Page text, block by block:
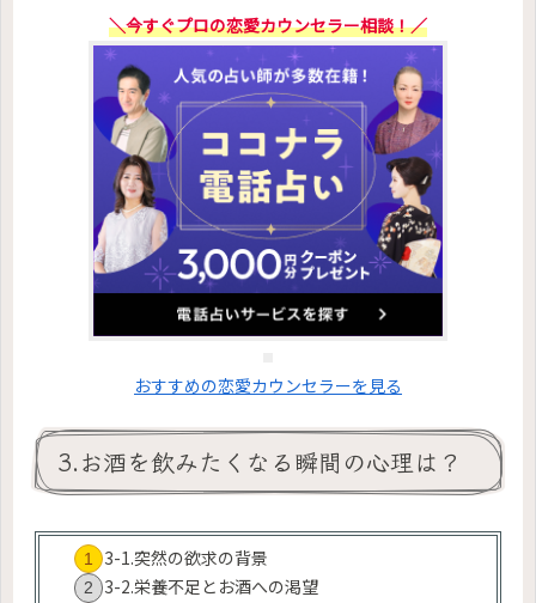
＼今すぐプロの恋愛カウンセラー相談！／
おすすめの恋愛カウンセラーを見る
3.お酒を飲みたくなる瞬間の心理は？
3-1.突然の欲求の背景
3-2.栄養不足とお酒への渇望